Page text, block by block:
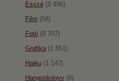
Esszé(3 496)
Film (58)
Fotó(9 707)
Grafika(1 851)
Haiku(1 147)
Hangoskönyv(9)